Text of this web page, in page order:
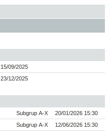
15/09/2025
23/12/2025
Subgrup A-X
20/01/2026 15:30
Subgrup A-X 12/06/2026 15:30